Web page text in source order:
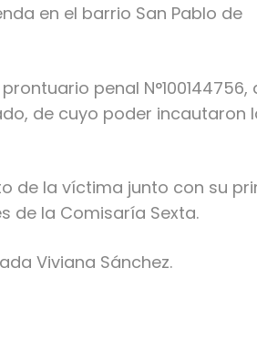
en el barrio San Pablo de
prontuario penal N°100144756,
de cuyo poder incautaron
de la víctima junto con su
de la Comisaría Sexta.
Viviana Sánchez.